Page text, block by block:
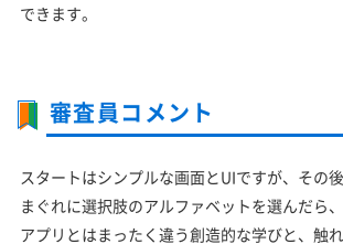
できます。
審査員コメント
スタートはシンプルな画面とUIですが、その
まぐれに選択肢のアルファベットを選んだら
アプリとはまったく違う創造的な学びと、触